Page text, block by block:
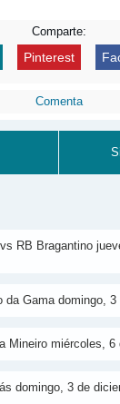
Comparte:
Pinterest
Comenta
RB Bragantino
da Gama domingo, 3
Mineiro miércoles, 6
domingo, 3 de